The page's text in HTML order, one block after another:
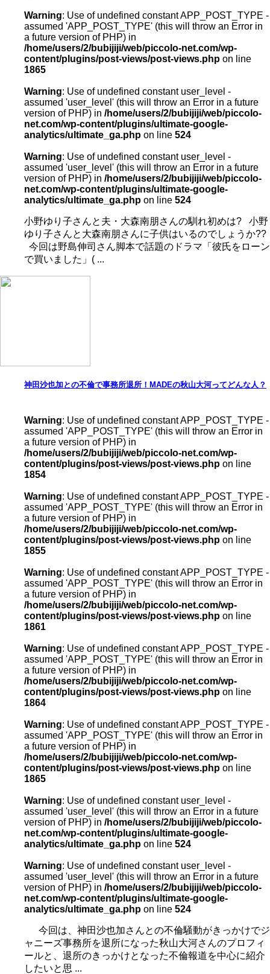
Warning: Use of undefined constant APP_POST_TYPE -
assumed 'APP_POST_TYPE' (this will throw an Error in
a future version of PHP) in
/home/users/2/bubijiji/web/piccolo-net.com/wp-
content/plugins/post-views/post-views.php on line
1865
Warning: Use of undefined constant user_level -
assumed 'user_level' (this will throw an Error in a future
version of PHP) in /home/users/2/bubijiji/web/piccolo-
net.com/wp-content/plugins/ultimate-google-
analytics/ultimate_ga.php on line 524
Warning: Use of undefined constant user_level -
assumed 'user_level' (this will throw an Error in a future
version of PHP) in /home/users/2/bubijiji/web/piccolo-
net.com/wp-content/plugins/ultimate-google-
analytics/ultimate_ga.php on line 524
小野ゆり子さんと夫・大森南朋さんの馴れ初めは? 小野
ゆり子さんと大森南朋さんに子供はいるのでしょうか??
今回は野島伸司さん脚本で話題のドラマ「彼氏をローン
で買いました」( ...
神田沙也加との不倫で事務所退所！MADEの秋山大河ってどんな人？
Warning: Use of undefined constant APP_POST_TYPE -
assumed 'APP_POST_TYPE' (this will throw an Error in
a future version of PHP) in
/home/users/2/bubijiji/web/piccolo-net.com/wp-
content/plugins/post-views/post-views.php on line
1854
Warning: Use of undefined constant APP_POST_TYPE -
assumed 'APP_POST_TYPE' (this will throw an Error in
a future version of PHP) in
/home/users/2/bubijiji/web/piccolo-net.com/wp-
content/plugins/post-views/post-views.php on line
1855
Warning: Use of undefined constant APP_POST_TYPE -
assumed 'APP_POST_TYPE' (this will throw an Error in
a future version of PHP) in
/home/users/2/bubijiji/web/piccolo-net.com/wp-
content/plugins/post-views/post-views.php on line
1861
Warning: Use of undefined constant APP_POST_TYPE -
assumed 'APP_POST_TYPE' (this will throw an Error in
a future version of PHP) in
/home/users/2/bubijiji/web/piccolo-net.com/wp-
content/plugins/post-views/post-views.php on line
1864
Warning: Use of undefined constant APP_POST_TYPE -
assumed 'APP_POST_TYPE' (this will throw an Error in
a future version of PHP) in
/home/users/2/bubijiji/web/piccolo-net.com/wp-
content/plugins/post-views/post-views.php on line
1865
Warning: Use of undefined constant user_level -
assumed 'user_level' (this will throw an Error in a future
version of PHP) in /home/users/2/bubijiji/web/piccolo-
net.com/wp-content/plugins/ultimate-google-
analytics/ultimate_ga.php on line 524
Warning: Use of undefined constant user_level -
assumed 'user_level' (this will throw an Error in a future
version of PHP) in /home/users/2/bubijiji/web/piccolo-
net.com/wp-content/plugins/ultimate-google-
analytics/ultimate_ga.php on line 524
今回は、神田沙也加さんとの不倫騒動がきっかけでジ
ャニーズ事務所を退所になった秋山大河さんのプロフィ
ールと、退所のきっかけとなった不倫報道を中心に紹介
したいと思 ...